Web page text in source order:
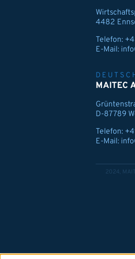
4482
Telefon:
E-Mail:
MAITEC
D-87789
Telefon:
E-Mail:
2024,